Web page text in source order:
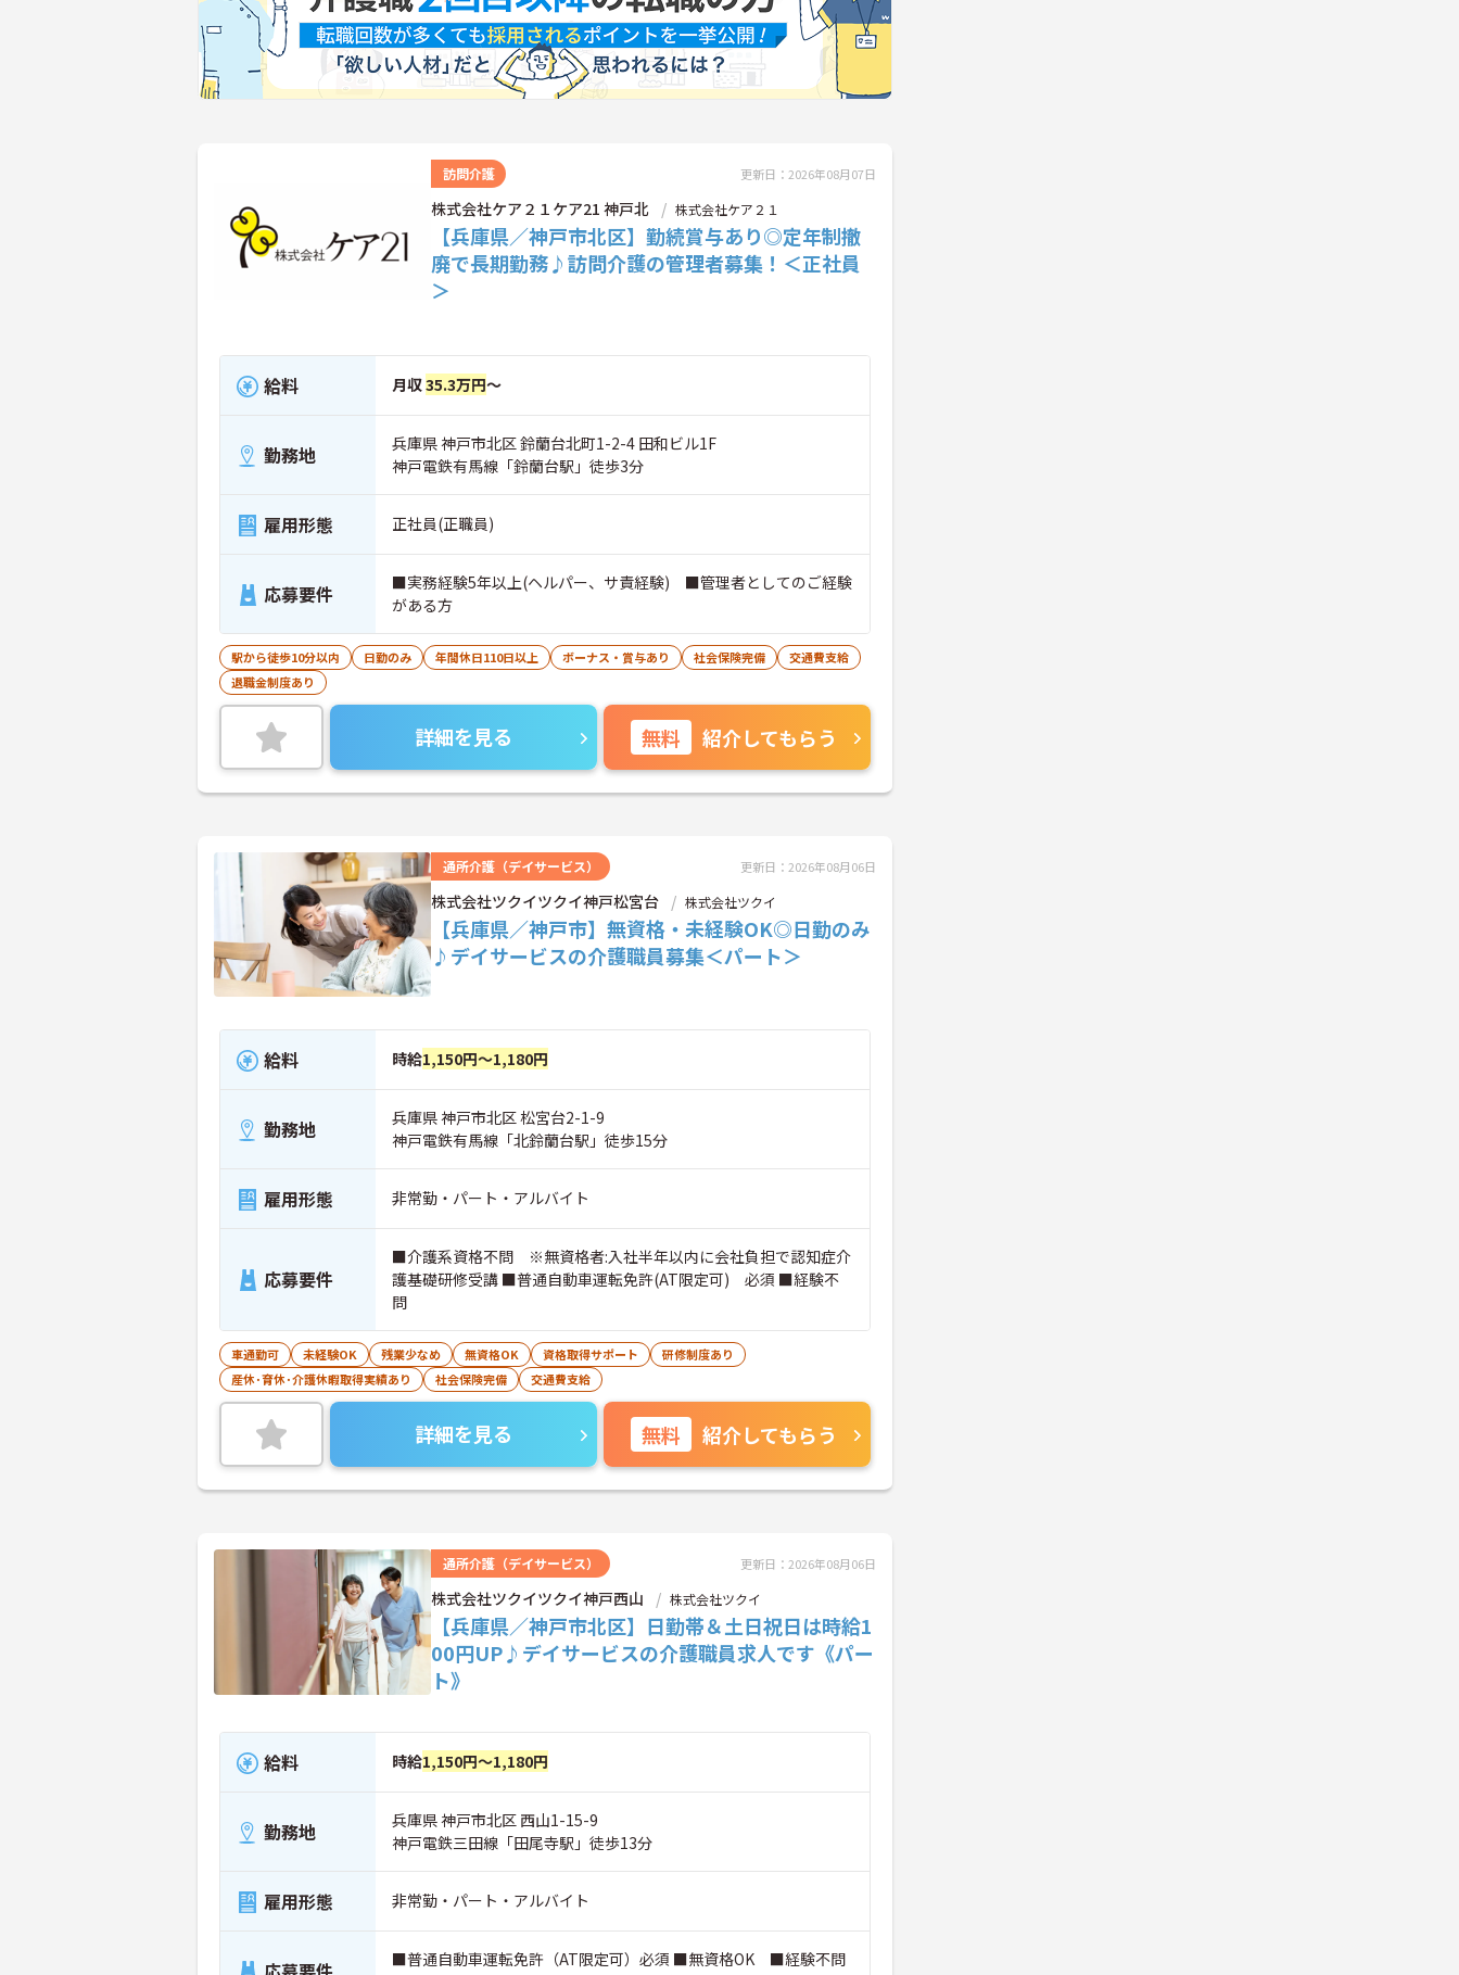
訪問介護 更新日：2026年08月07日
株式会社ケア２１ケア21 神戸北 株式会社ケア２１
【兵庫県／神戸市北区】勤続賞与あり◎定年制撤
廃で長期勤務♪訪問介護の管理者募集！＜正社員
＞
給料 月収35.3万円～
勤務地
兵庫県 神戸市北区 鈴蘭台北町1-2-4 田和ビル1F
神戸電鉄有馬線「鈴蘭台駅」徒歩3分
雇用形態 正社員(正職員)
応募要件
■実務経験5年以上(ヘルパー、サ責経験) ■管理者としてのご経験
がある方
駅から徒歩10分以内 日勤のみ 年間休日110日以上 ボーナス・賞与あり 社会保険完備
交通費支給
退職金制度あり
詳細を見る 無料 紹介してもらう
通所介護（デイサービス） 更新日：2026年08月06日
株式会社ツクイツクイ神戸松宮台 株式会社ツクイ
【兵庫県／神戸市】無資格・未経験OK◎日勤のみ
♪デイサービスの介護職員募集＜パート＞
給料 時給1,150円～1,180円
勤務地
兵庫県 神戸市北区 松宮台2-1-9
神戸電鉄有馬線「北鈴蘭台駅」徒歩15分
雇用形態 非常勤・パート・アルバイト
応募要件
■介護系資格不問 ※無資格者:入社半年以内に会社負担で認知症介
護基礎研修受講 ■普通自動車運転免許(AT限定可) 必須 ■経験不
問
車通勤可 未経験OK 残業少なめ 無資格OK 資格取得サポート
研修制度あり
産休･育休･介護休暇取得実績あり
社会保険完備 交通費支給
詳細を見る 無料 紹介してもらう
通所介護（デイサービス） 更新日：2026年08月06日
株式会社ツクイツクイ神戸西山 株式会社ツクイ
【兵庫県／神戸市北区】日勤帯＆土日祝日は時給1
00円UP♪デイサービスの介護職員求人です《パー
ト》
給料 時給1,150円～1,180円
勤務地
兵庫県 神戸市北区 西山1-15-9
神戸電鉄三田線「田尾寺駅」徒歩13分
雇用形態 非常勤・パート・アルバイト
■普通自動車運転免許（AT限定可）必須 ■無資格OK ■経験不問